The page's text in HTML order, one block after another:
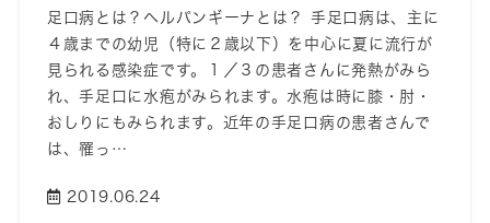
足口病とは？ヘルパンギーナとは？ 手足口病は、主に
４歳までの幼児（特に２歳以下）を中心に夏に流行が
見られる感染症です。１／３の患者さんに発熱がみら
れ、手足口に水疱がみられます。水疱は時に膝・肘・
おしりにもみられます。近年の手足口病の患者さんで
は、罹っ…
2019.06.24